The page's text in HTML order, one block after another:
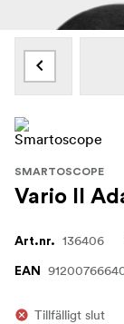
SMARTOSCOPE
Vario II
Art.nr. 136406
EAN
Tillfälligt slut